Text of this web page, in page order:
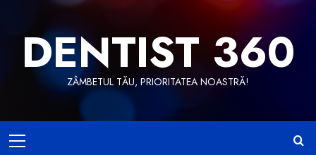
contentDENTIST 360
ZÂMBETUL TĂU, PRIORITATEA NOASTRĂ!
Menu